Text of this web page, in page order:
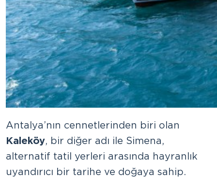
Antalya’nın cennetlerinden biri olan
Kaleköy, bir diğer adı ile Simena,
alternatif tatil yerleri arasında hayranlık
uyandırıcı bir tarihe ve doğaya sahip.